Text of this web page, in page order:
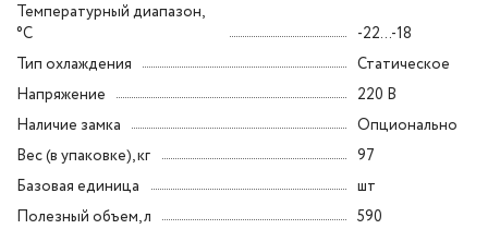
Температурный диапазон,
°C
-22...-18
Тип охлаждения
Статическое
Напряжение
220 В
Наличие замка
Опционально
Вес (в упаковке), кг
97
Базовая единица
шт
Полезный объем, л
590